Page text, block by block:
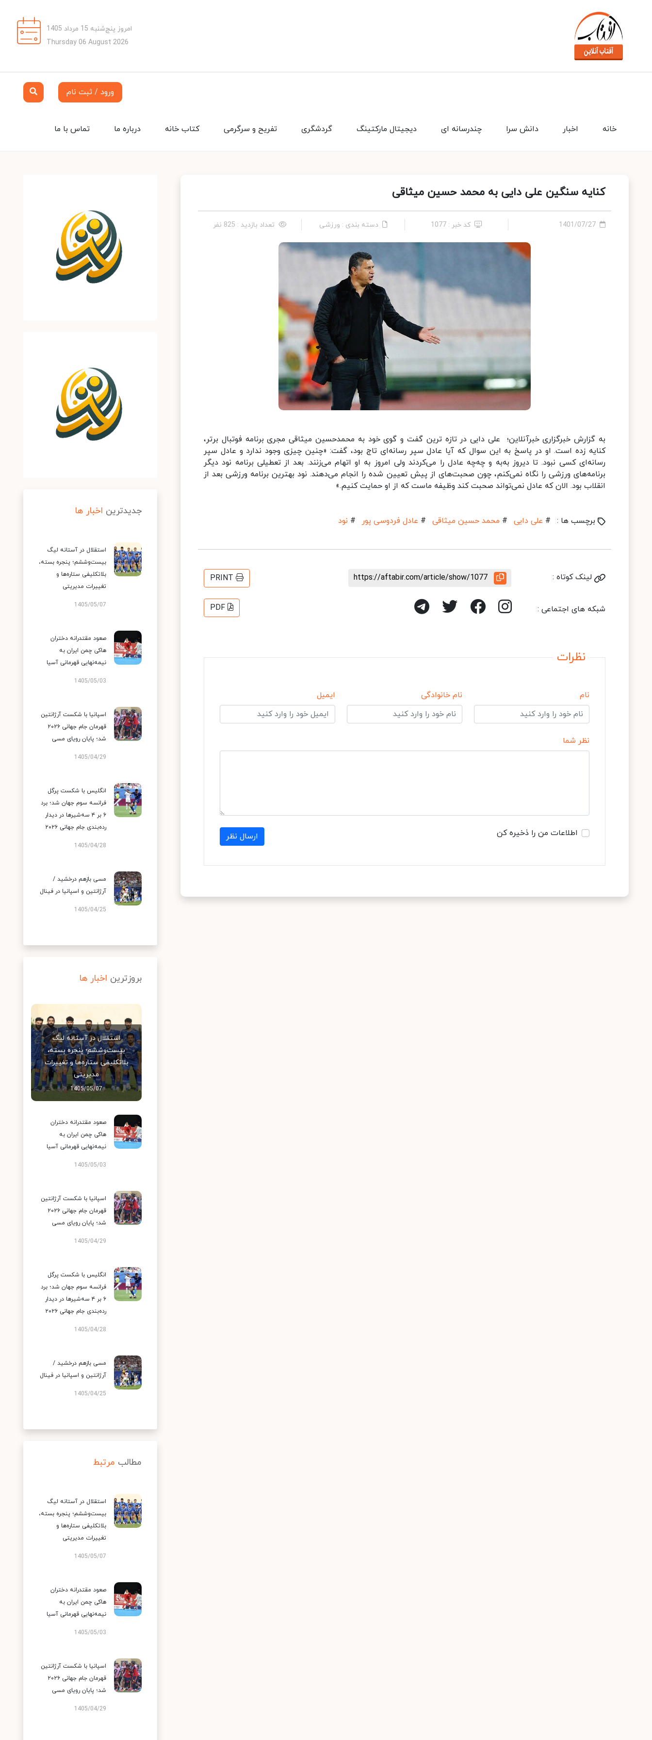
امروز پنج‌شنبه 15 مرداد 1405
Thursday 06 August 2026
ورود / ثبت نام
تماس با ما درباره ما کتاب خانه تفریح و سرگرمی گردشگری دیجیتال مارکتینگ چندرسانه ای دانش سرا اخبار خانه
کنایه سنگین علی دایی به محمد حسین میثاقی
1401/07/27 کد خبر : 1077 دسته بندی : ورزشی تعداد بازدید : 825 نفر
به گزارش خبرگزاری خبرآنلاین؛ علی دایی در تازه ترین گفت و گوی خود به محمدحسین میثاقی مجری برنامه فوتبال برتر،
کنایه زده است. او در پاسخ به این سوال که آیا عادل سپر رسانه‌ای تاج بود، گفت: «چنین چیزی وجود ندارد و عادل سپر
رسانه‌ای کسی نبود. تا دیروز به‌به و چه‌چه عادل را می‌کردند ولی امروز به او اتهام می‌زنند. بعد از تعطیلی برنامه نود دیگر
برنامه‌های ورزشی را نگاه نمی‌کنم، چون صحبت‌های از پیش تعیین شده را انجام می‌دهند. نود بهترین برنامه ورزشی بعد از
انقلاب بود. الان که عادل نمی‌تواند صحبت کند وظیفه ماست که از او حمایت کنیم.»
برچسب ها : # علی دایی # محمد حسین میثاقی # عادل فردوسی پور # نود
لینک کوتاه : https://aftabir.com/article/show/1077
PRINT
شبکه های اجتماعی : PDF
نظرات
نام نام خانوادگی ایمیل
نظر شما
اطلاعات من را ذخیره کن ارسال نظر
جدیدترین اخبار ها
استقلال در آستانه لیگ
بیست‌وششم؛ پنجره بسته،
بلاتکلیفی ستاره‌ها و
تغییرات مدیریتی
1405/05/07
صعود مقتدرانه دختران
هاکی چمن ایران به
نیمه‌نهایی قهرمانی آسیا
1405/05/03
اسپانیا با شکست آرژانتین
قهرمان جام جهانی ۲۰۲۶
شد؛ پایان رویای مسی
1405/04/29
انگلیس با شکست پرگل
فرانسه سوم جهان شد؛ برد
۶ بر ۴ سه‌شیرها در دیدار
رده‌بندی جام جهانی ۲۰۲۶
1405/04/28
مسی بازهم درخشید /
آرژانتین و اسپانیا در فینال
1405/04/25
بروزترین اخبار ها
استقلال در آستانه لیگ
بیست‌وششم؛ پنجره بسته،
بلاتکلیفی ستاره‌ها و تغییرات
مدیریتی
1405/05/07
صعود مقتدرانه دختران
هاکی چمن ایران به
نیمه‌نهایی قهرمانی آسیا
1405/05/03
اسپانیا با شکست آرژانتین
قهرمان جام جهانی ۲۰۲۶
شد؛ پایان رویای مسی
1405/04/29
انگلیس با شکست پرگل
فرانسه سوم جهان شد؛ برد
۶ بر ۴ سه‌شیرها در دیدار
رده‌بندی جام جهانی ۲۰۲۶
1405/04/28
مسی بازهم درخشید /
آرژانتین و اسپانیا در فینال
1405/04/25
مطالب مرتبط
استقلال در آستانه لیگ
بیست‌وششم؛ پنجره بسته،
بلاتکلیفی ستاره‌ها و
تغییرات مدیریتی
1405/05/07
صعود مقتدرانه دختران
هاکی چمن ایران به
نیمه‌نهایی قهرمانی آسیا
1405/05/03
اسپانیا با شکست آرژانتین
قهرمان جام جهانی ۲۰۲۶
شد؛ پایان رویای مسی
1405/04/29